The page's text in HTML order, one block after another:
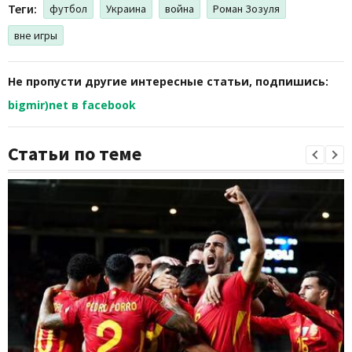
Теги: футбол Украина война
Роман Зозуля
вне игры
Не пропусти другие интересные статьи, подпишись:
bigmir)net в facebook
Статьи по теме